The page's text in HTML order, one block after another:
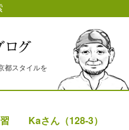
都スタイルを
Kaさん（128-3）